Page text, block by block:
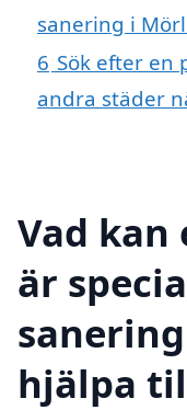
sanering i
6 Sök efter en
andra städer
Vad kan
är
hjälpa